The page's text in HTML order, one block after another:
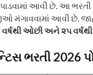
આવી છે. આ
મંગાવવામાં આવી છે.
વર્ષથી ઓછી અને ૨૫
ભરતી 2026